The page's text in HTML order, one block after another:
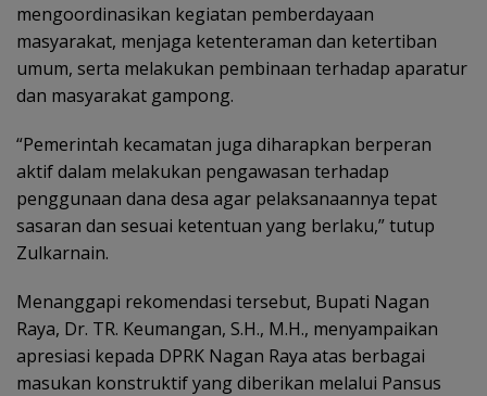
mengoordinasikan kegiatan pemberdayaan
masyarakat, menjaga ketenteraman dan ketertiban
umum, serta melakukan pembinaan terhadap aparatur
dan masyarakat gampong.
“Pemerintah kecamatan juga diharapkan berperan
aktif dalam melakukan pengawasan terhadap
penggunaan dana desa agar pelaksanaannya tepat
sasaran dan sesuai ketentuan yang berlaku,” tutup
Zulkarnain.
Menanggapi rekomendasi tersebut, Bupati Nagan
Raya, Dr. TR. Keumangan, S.H., M.H., menyampaikan
apresiasi kepada DPRK Nagan Raya atas berbagai
masukan konstruktif yang diberikan melalui Pansus